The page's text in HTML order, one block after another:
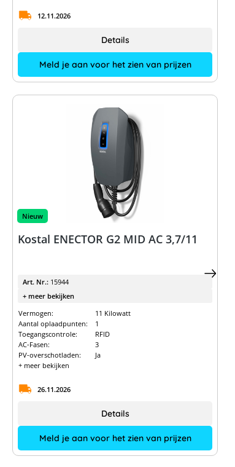
12.11.2026
Meld je aan voor het zien van prijzen
Details
Nieuw
Kostal ENECTOR G2 MID AC 3,7/11
Art. Nr.: 15944
+ meer bekijken
Vermogen:
11 Kilowatt
Aantal oplaadpunten:
1
Toegangscontrole:
RFID
AC-Fasen:
3
PV-overschotladen:
Ja
+ meer bekijken
26.11.2026
Meld je aan voor het zien van prijzen
Details